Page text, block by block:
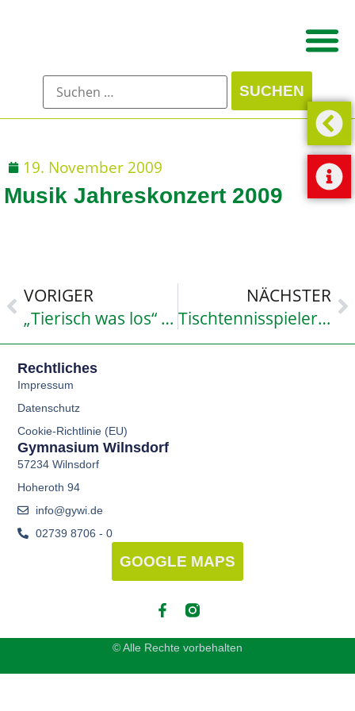
19. November 2009
Musik Jahreskonzert 2009
VORIGER
„Tierisch was los“ bei den Jahreskonzerten 2009
NÄCHSTER
Tischtennisspieler werden in WK I und WK IV Kreismeister
Rechtliches
Impressum
Datenschutz
Cookie-Richtlinie (EU)
Gymnasium Wilnsdorf
57234 Wilnsdorf
Hoheroth 94
info@gywi.de
02739 8706 - 0
GOOGLE MAPS
© Alle Rechte vorbehalten